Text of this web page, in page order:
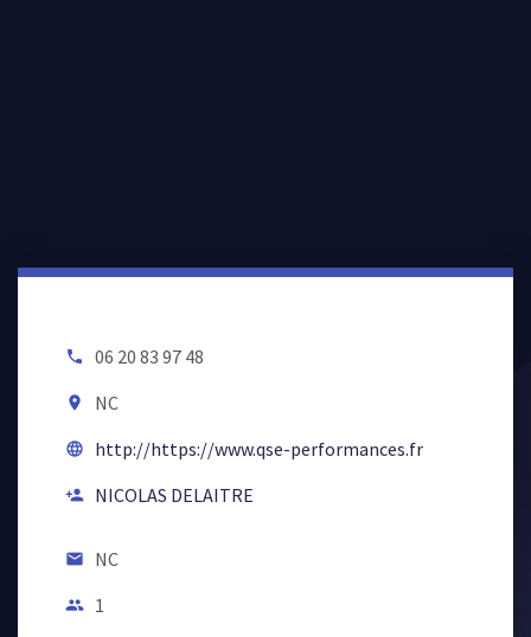
local_phone 06 20 83 97 48
room NC
language http://https://www.qse-performances.fr
person_add NICOLAS DELAITRE
email NC
people 1